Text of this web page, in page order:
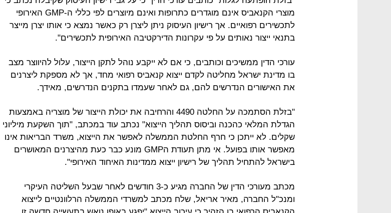
מוצרי הקנאביס אינם מוגדרים כתרופות ואינם מיוצרים לפי כללי ה-GMP האירופי
לתכשירים רפואיים. אך רישיון העיסוק ניתן ליצרן רק כאשר נמצא כי אותו יצרן מייצר
בתנאי ייצור נאותים על פי עקרונות הדירקטיבה האירופית לתכשירים".
עורכי הדין ממשיכים וכותבים, כי אם לא ייקבע נוהל לתקן הייצור, עלול להיווצר מצב
בו מדינת ישראל מחליטה לקדם ייצוא קנאביס רפואי מחד, אך לא מספקת ליצרנים
את האישורים הנדרשים להם, גם לאחר שעמדו בתקנים הנדרשים, מאידך.
"בזלת הסתמכה על החלטה 4490 והרחיבה את יכולת הייצור של מוצריה באמצעות
הגדלת המלאי כהכנה וביסוס תהליך הייצוא" נכתב עוד במכתב, "תוך השקעת מיליוני
שקלים. לא ייתכן כי חרף החלטת הממשלה לאפשר את הייצוא, משרד הבריאות אינו
מאפשר אותו בפועל. אי מתן תעודת הGMP מונע כבר כעת מהיצרנים המאושרים
בישראל להתחיל תהליך של רישיון ייצוא ממדינות האיחוד האירופי".
מכתב מעורכי הדין של החברה מגיע כ-3 חודשים לאחר שבעל השליטה העיקרי
ומנכ"ל החברה, מאיר אריאל, שלח מכתב למשרדי הממשלה הרלוונטיים לייצוא